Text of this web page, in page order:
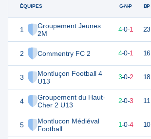
ÉQUIPES
1
Groupement Jeunes
2M
2 Commentry FC 2
3
Montluçon Football 4
U13
4
Groupement du Haut-
Cher 2 U13
5
Montlucon Médiéval
Football
G-N-P BP
12 4-0-1 23
12 4-0-1 16
9 3-0-2 18
6 2-0-3 11
3 1-0-4 10